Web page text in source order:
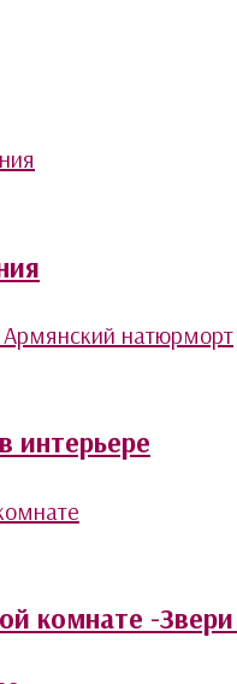
интерьере
комнате -